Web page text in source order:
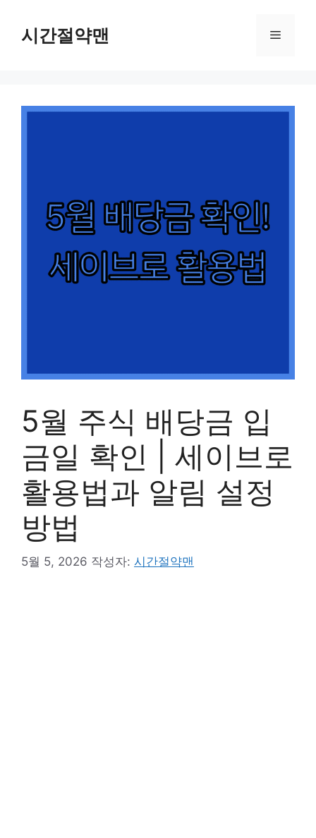
시간절약맨 메
5월 주식 배당금 입
금일 확인 | 세이브로
활용법과 알림 설정
방법
5월 5, 2026 작성자: 시간절약맨